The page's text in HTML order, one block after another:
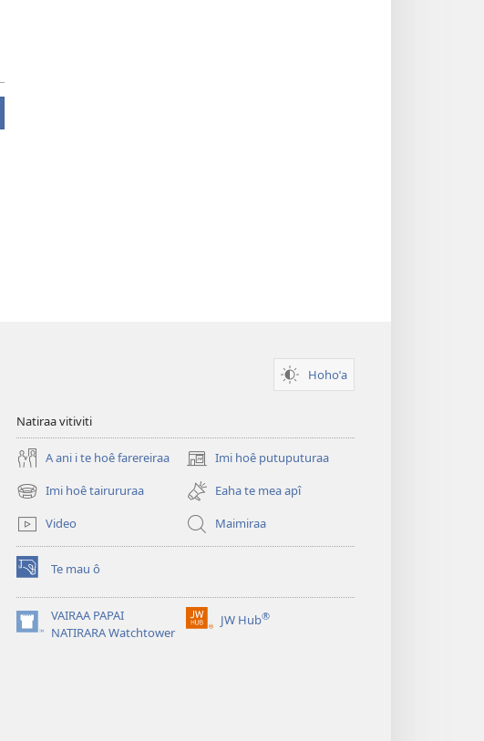
Hohoˈa
Natiraa vitiviti
A ani i te hoê farereiraa Imi hoê putuputuraa
(opens
new
window)
Imi hoê tairururaa
(opens
new
window)
Eaha te mea apî
Video
Maimiraa
Te mau ô
(opens
new
window)VAIRAA PAPAI
NATIRARA Watchtower
(opens
JW Hub®
(opens